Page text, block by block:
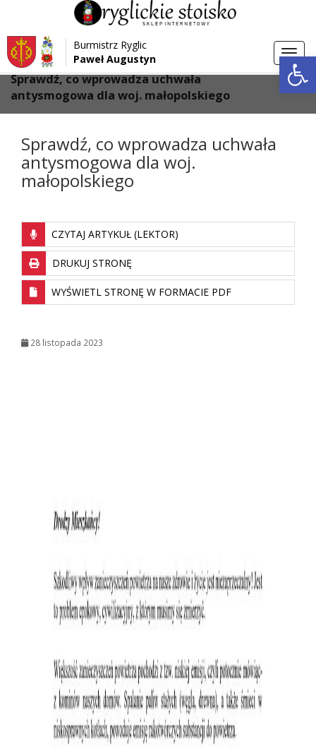
Przejdź do menu
Przejdź do głównej treści strony
Przejdź do stopki strony
Burmistrz Ryglic
Paweł Augustyn
Strona główna > Aktualności
Sprawdź, co wprowadza uchwała
antysmogowa dla woj. małopolskiego
Sprawdź, co wprowadza uchwała
antysmogowa dla woj.
małopolskiego
CZYTAJ ARTYKUŁ (LEKTOR)
DRUKUJ STRONĘ
WYŚWIETL STRONĘ W FORMACIE PDF
28 listopada 2023